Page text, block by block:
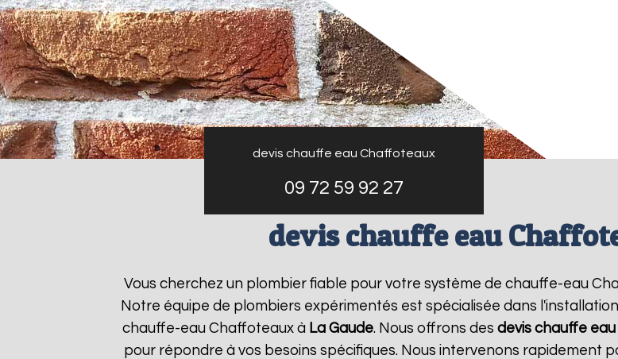
devis chauffe eau Chaffoteaux
09 72 59 92 27
devis chauffe eau
Vous cherchez un plombier fiable pour votre système de chauffe-eau
Notre équipe de plombiers expérimentés est spécialisée dans
chauffe-eau Chaffoteaux à La Gaude. Nous offrons des devis chauffe
pour répondre à vos besoins spécifiques. Nous intervenons rapidement